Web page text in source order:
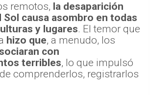
remotos, la desaparición
Sol causa asombro en todas
y lugares. El temor que
hizo que, a menudo, los
con
terribles, lo que impulsó
comprenderlos, registrarlos